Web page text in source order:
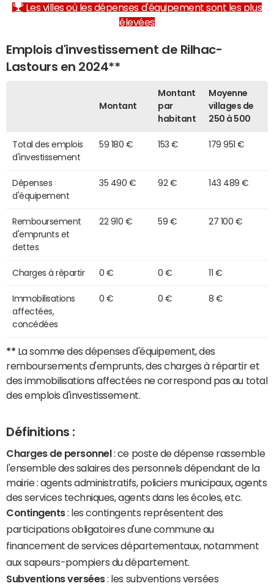
Les villes où les dépenses d'équipement sont les plus
élevées
Emplois d'investissement de Rilhac-
Lastours en 2024**
Montant
Montant
par
habitant
Moyenne
villages de
250 à 500
Total des emplois
d'investissement
59 180 € 153 € 179 951 €
Dépenses
d'équipement
35 490 € 92 € 143 489 €
Remboursement
d'emprunts et
dettes
22 910 € 59 € 27 100 €
Charges à répartir 0 € 0 € 11 €
Immobilisations
affectées,
concédées
0 € 0 € 8 €
** La somme des dépenses d'équipement, des
remboursements d'emprunts, des charges à répartir et
des immobilisations affectées ne correspond pas au total
des emplois d'investissement.
Définitions :
Charges de personnel : ce poste de dépense rassemble
l'ensemble des salaires des personnels dépendant de la
mairie : agents administratifs, policiers municipaux, agents
des services techniques, agents dans les écoles, etc.
Contingents: les contingents représentent des
participations obligatoires d'une commune au
financement de services départementaux, notamment
aux sapeurs-pompiers du département.
Subventions versées: les subventions versées